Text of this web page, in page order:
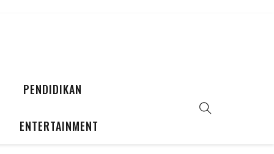
PENDIDIKAN
ENTERTAINMENT